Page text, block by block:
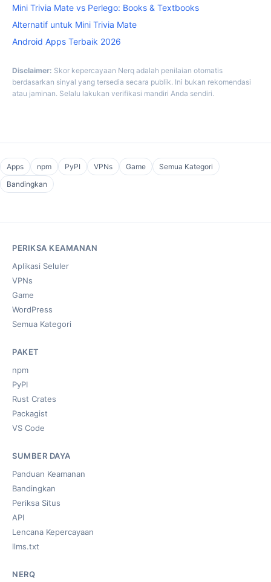
Mini Trivia Mate vs Perlego: Books & Textbooks
Alternatif untuk Mini Trivia Mate
Android Apps Terbaik 2026
Disclaimer: Skor kepercayaan Nerq adalah penilaian otomatis
berdasarkan sinyal yang tersedia secara publik. Ini bukan rekomendasi
atau jaminan. Selalu lakukan verifikasi mandiri Anda sendiri.
Apps npm PyPI VPNs Game
Semua Kategori
Bandingkan
PERIKSA KEAMANAN
Aplikasi Seluler
VPNs
Game
WordPress
Semua Kategori
PAKET
npm
PyPI
Rust Crates
Packagist
VS Code
SUMBER DAYA
Panduan Keamanan
Bandingkan
Periksa Situs
API
Lencana Kepercayaan
llms.txt
NERQ